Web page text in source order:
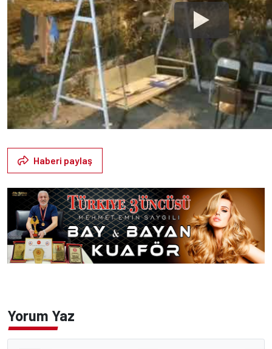
Haberi paylaş
Yorum Yaz